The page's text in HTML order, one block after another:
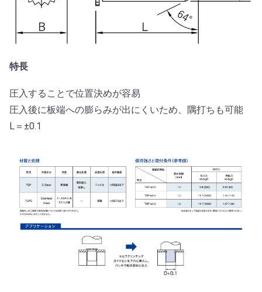
特長
圧入することで位置決めが容易
圧入後に板端への膨らみが出にくいため、隅打ちも可能
L＝±0.1